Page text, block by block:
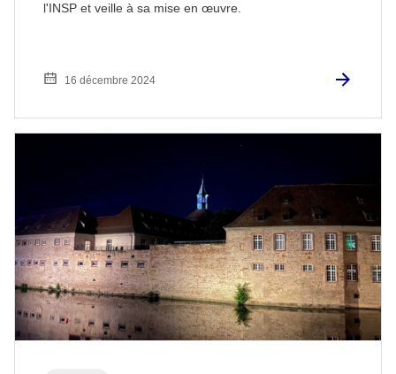
l'INSP et veille à sa mise en œuvre.
16 décembre 2024